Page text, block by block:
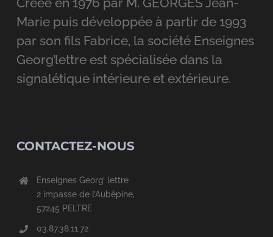
Marie puis développée à partir de 1993
par son fils Fabrice, la société Enseignes
Georg’lettre est spécialisée dans la
signalétique intérieure et extérieure.
CONTACTEZ-NOUS
Enseignes Georg’ lettre
2 impasse de l’Aubépine,
57245 PELTRE
03.87.38.11.72